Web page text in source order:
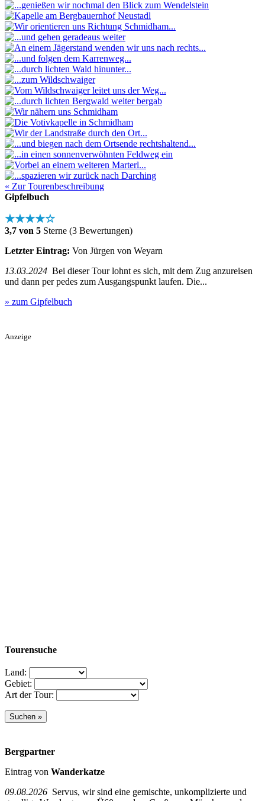
« Zur Tourenbeschreibung
Gipfelbuch
★★★★☆
3,7 von 5 Sterne (3 Bewertungen)
Letzter Eintrag: Von Jürgen von Weyarn
13.03.2024 Bei dieser Tour lohnt es sich, mit dem Zug anzureisen
und dann per pedes zum Ausgangspunkt laufen. Die...
» zum Gipfelbuch
Anzeige
Tourensuche
Land:
Gebiet:
Art der Tour:
Bergpartner
Eintrag von Wanderkatze
09.08.2026 Servus, wir sind eine gemischte, unkomplizierte und